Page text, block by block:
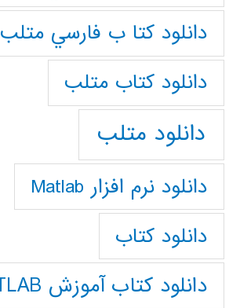
دانلود كتا ب فارسي متلب
دانلود كتاب متلب
دانلود متلب
دانلود نرم افزار Matlab
دانلود کتاب
دانلود کتاب آموزش MATLAB